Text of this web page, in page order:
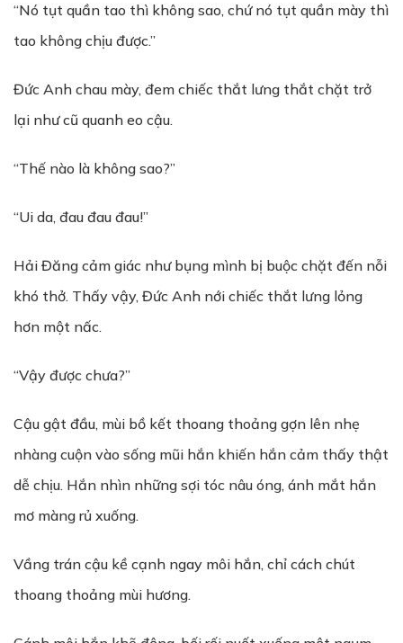
“Nó tụt quần tao thì không sao, chứ nó tụt quần mày thì
tao không chịu được.”
Đức Anh chau mày, đem chiếc thắt lưng thắt chặt trở
lại như cũ quanh eo cậu.
“Thế nào là không sao?”
“Ui da, đau đau đau!”
Hải Đăng cảm giác như bụng mình bị buộc chặt đến nỗi
khó thở. Thấy vậy, Đức Anh nới chiếc thắt lưng lỏng
hơn một nấc.
“Vậy được chưa?”
Cậu gật đầu, mùi bồ kết thoang thoảng gợn lên nhẹ
nhàng cuộn vào sống mũi hắn khiến hắn cảm thấy thật
dễ chịu. Hắn nhìn những sợi tóc nâu óng, ánh mắt hắn
mơ màng rủ xuống.
Vầng trán cậu kề cạnh ngay môi hắn, chỉ cách chút
thoang thoảng mùi hương.